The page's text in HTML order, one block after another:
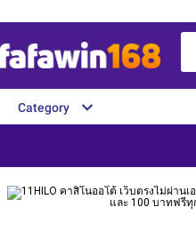
Category